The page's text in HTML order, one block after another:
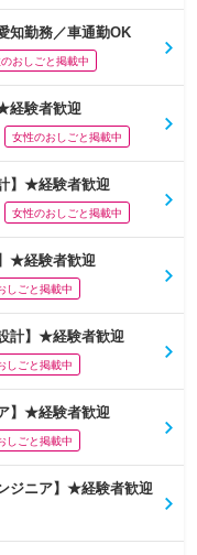
知勤務／車通勤OK
おしごと掲載中
経験者歓迎
女性のおしごと掲載中
】★経験者歓迎
女性のおしごと掲載中
★経験者歓迎
しごと掲載中
計】★経験者歓迎
しごと掲載中
】★経験者歓迎
しごと掲載中
ジニア】★経験者歓迎